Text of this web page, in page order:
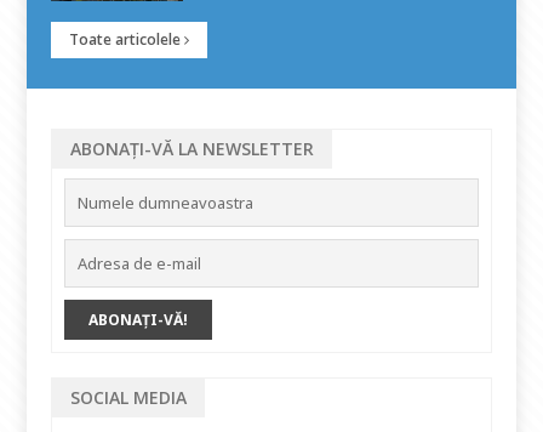
Toate articolele
ABONAȚI-VĂ LA NEWSLETTER
SOCIAL MEDIA